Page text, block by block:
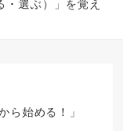
選ぶ）」を覚え
ら始める！」